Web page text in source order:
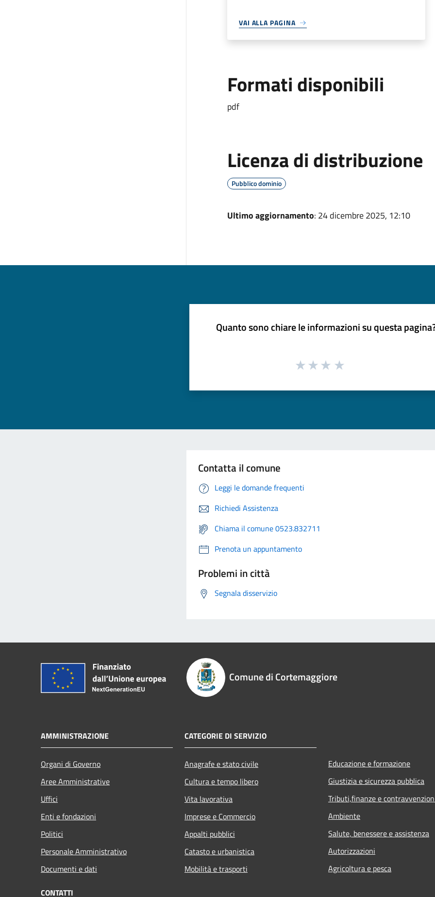
VAI ALLA PAGINA
Formati disponibili
pdf
Licenza di distribuzione
Pubblico dominio
Ultimo aggiornamento: 24 dicembre 2025, 12:10
Quanto sono chiare le informazioni su questa
Contatta il comune
Leggi le domande frequenti
Richiedi Assistenza
Chiama il comune 0523.832711
Prenota un appuntamento
Problemi in città
Segnala disservizio
Comune di Cortemaggiore
AMMINISTRAZIONE
Organi di Governo
Aree Amministrative
Uffici
Enti e fondazioni
Politici
Personale Amministrativo
Documenti e dati
CATEGORIE DI SERVIZIO
Anagrafe e stato civile
Cultura e tempo libero
Vita lavorativa
Imprese e Commercio
Appalti pubblici
Catasto e urbanistica
Mobilità e trasporti
Educazione e formazione
Giustizia e sicurezza pubblica
Tributi,finanze e
Ambiente
Salute, benessere e assistenza
Autorizzazioni
Agricoltura e pesca
CONTATTI